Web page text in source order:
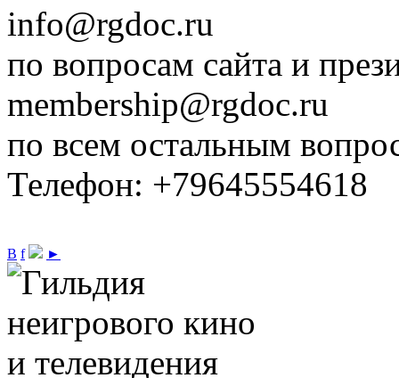
info@rgdoc.ru
по вопросам сайта и
membership@rgdoc.ru
по всем остальным
Телефон: +79645554618
В f ►